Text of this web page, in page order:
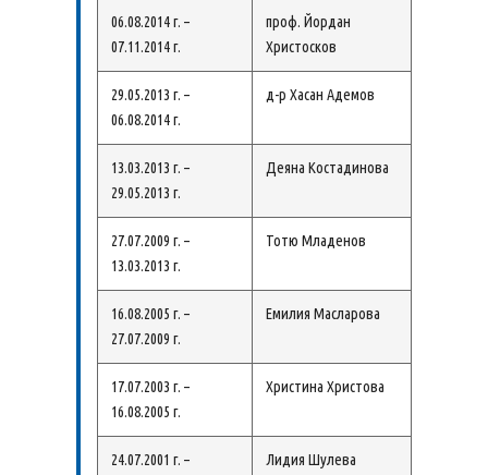
06.08.2014 г. –
07.11.2014 г.
проф. Йордан
Христосков
29.05.2013 г. –
06.08.2014 г.
д-р Хасан Адемов
13.03.2013 г. –
29.05.2013 г.
Деяна Костадинова
27.07.2009 г. –
13.03.2013 г.
Тотю Младенов
16.08.2005 г. –
27.07.2009 г.
Емилия Масларова
17.07.2003 г. –
16.08.2005 г.
Христина Христова
24.07.2001 г. –
Лидия Шулева